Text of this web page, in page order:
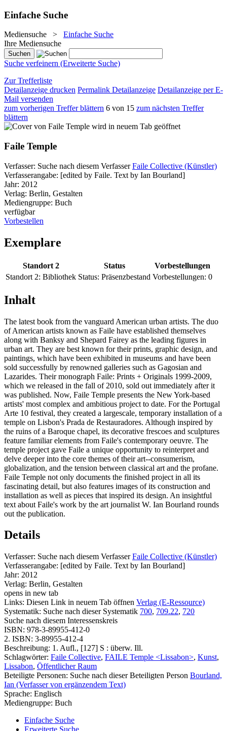
Einfache Suche
Mediensuche > Einfache Suche
Ihre Mediensuche
Suche verfeinern (Erweiterte Suche)
Zur Trefferliste
Detailanzeige drucken Permalink Detailanzeige Detailanzeige per E-
Mail versenden
zum vorherigen Treffer blättern 6 von 15 zum nächsten Treffer
blättern
wird in neuem Tab geöffnet
Faile Temple
Verfasser: Suche nach diesem Verfasser Faile Collective (Künstler)
Verfasserangabe: [edited by Faile. Text by Ian Bourland]
Jahr: 2012
Verlag: Berlin, Gestalten
Mediengruppe: Buch
verfügbar
Vorbestellen
Exemplare
Standort 2 Status
Vorbestellungen
Standort 2: Bibliothek Status: Präsenzbestand Vorbestellungen: 0
Inhalt
The latest book from the vanguard American urban artists. The duo
of American artists known as Faile have established themselves
along with Banksy and Shepard Fairey as the leading figures in
urban art. They are best known for their prints, graphic design, and
paintings, which have been exhibited in museums and have been
sold successfully by renowned galleries such as Gagosian and
Lazarides. Their monograph Faile: Prints + Originals 1999-2009,
which we released in the fall of 2010, sold out immediately after it
was published. Now, Faile Temple presents the New York-based
artists' most complex and ambitious project to date. For the Portugal
Arte 10 festival, they created a largescale, temporary installation of a
temple on Lisbon's Prada de Restauradores. Although inspired by
the ruins of a Baroque chapel, its decorative frescoes and sculptures
feature familiar elements from Faile's contemporary oeuvre. The
temple project gave Faile a unique opportunity to reinterpret and
delve deeper into the core themes of their art--consumerism,
globalization, and the tension between classical art and the profane.
Faile Temple not only documents the finished project in all its
fascinating detail, but also features images of its construction and
installation as well as pieces that inspired its design. An insightful
text about Faile's work by the art journalist W. Ian Bourland rounds
out the publication.
Details
Verfasser: Suche nach diesem Verfasser Faile Collective (Künstler)
Verfasserangabe: [edited by Faile. Text by Ian Bourland]
Jahr: 2012
Verlag: Berlin, Gestalten
opens in new tab
Links: Diesen Link in neuem Tab öffnen Verlag (E-Ressource)
Systematik: Suche nach dieser Systematik 700, 709.22, 720
Suche nach diesem Interessenskreis
ISBN: 978-3-89955-412-0
2. ISBN: 3-89955-412-4
Beschreibung: 1. Aufl., [127] S : überw. Ill.
Schlagwörter: Faile Collective, FAILE Temple <Lissabon>, Kunst,
Lissabon, Öffentlicher Raum
Beteiligte Personen: Suche nach dieser Beteiligten Person Bourland,
Ian (Verfasser von ergänzendem Text)
Sprache: Englisch
Mediengruppe: Buch
Einfache Suche